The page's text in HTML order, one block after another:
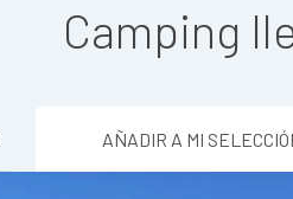
Camping
AÑADIR A MI